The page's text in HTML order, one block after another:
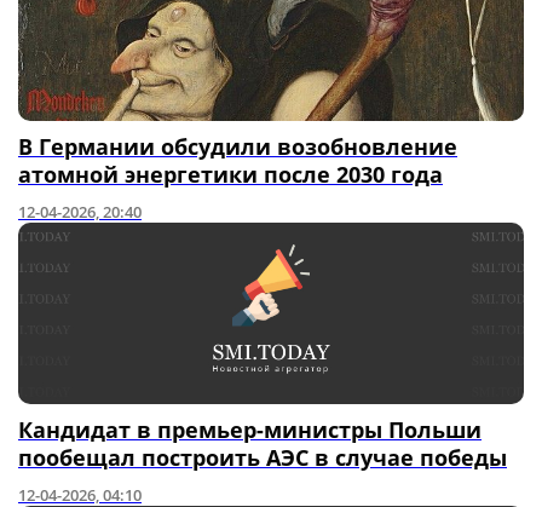
В Германии обсудили возобновление
атомной энергетики после 2030 года
12-04-2026, 20:40
Кандидат в премьер-министры Польши
пообещал построить АЭС в случае победы
12-04-2026, 04:10